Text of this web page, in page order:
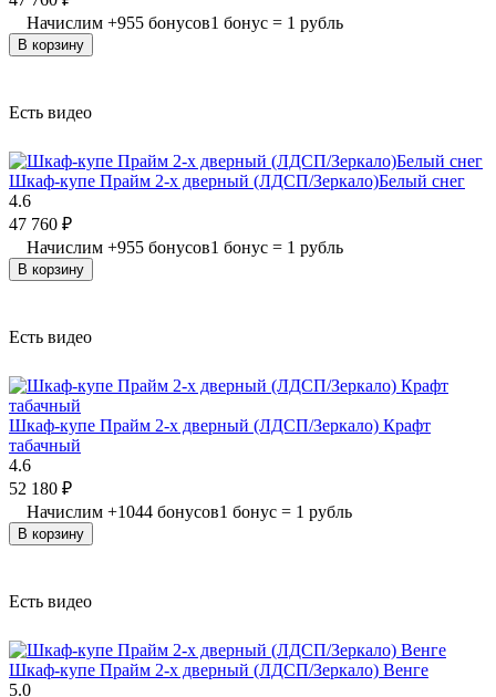
Начислим +955 бонусов1 бонус = 1 рубль
В корзину
Есть видео
Шкаф-купе Прайм 2-х дверный (ЛДСП/Зеркало)Белый снег
4.6
47 760 ₽
Начислим +955 бонусов1 бонус = 1 рубль
В корзину
Есть видео
Шкаф-купе Прайм 2-х дверный (ЛДСП/Зеркало) Крафт
табачный
4.6
52 180 ₽
Начислим +1044 бонусов1 бонус = 1 рубль
В корзину
Есть видео
Шкаф-купе Прайм 2-х дверный (ЛДСП/Зеркало) Венге
5.0